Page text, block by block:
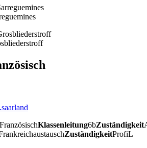
FranzösischKlassenleitung6bZuständigkeit
ZuständigkeitProfiL